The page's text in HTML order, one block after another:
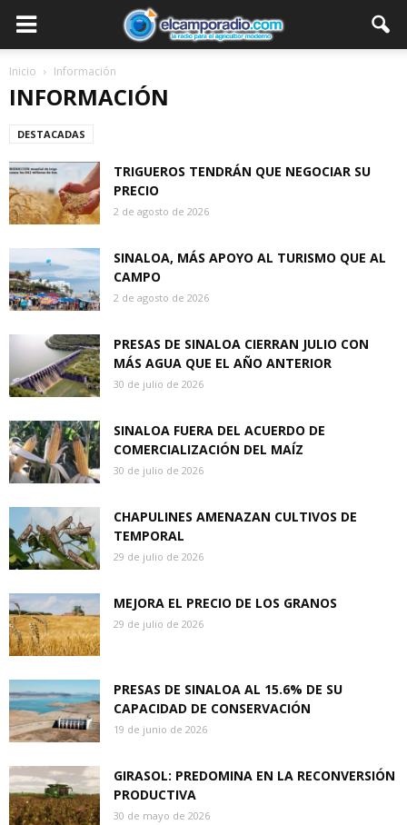
Inicio Información
INFORMACIÓN
DESTACADAS
TRIGUEROS TENDRÁN QUE NEGOCIAR SU
PRECIO
2 de agosto de 2026
SINALOA, MÁS APOYO AL TURISMO QUE AL
CAMPO
2 de agosto de 2026
PRESAS DE SINALOA CIERRAN JULIO CON
MÁS AGUA QUE EL AÑO ANTERIOR
30 de julio de 2026
SINALOA FUERA DEL ACUERDO DE
COMERCIALIZACIÓN DEL MAÍZ
30 de julio de 2026
CHAPULINES AMENAZAN CULTIVOS DE
TEMPORAL
29 de julio de 2026
MEJORA EL PRECIO DE LOS GRANOS
29 de julio de 2026
PRESAS DE SINALOA AL 15.6% DE SU
CAPACIDAD DE CONSERVACIÓN
19 de junio de 2026
GIRASOL: PREDOMINA EN LA RECONVERSIÓN
PRODUCTIVA
30 de mayo de 2026